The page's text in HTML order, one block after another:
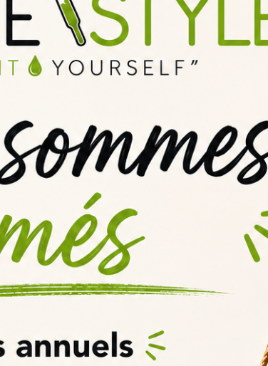
d’un e-liquide DIY !
selon votre base PG/VG :
le volume de base, de nicotine et d’arôme concentré
son e-liquide Boisson
tout autres effets àvotre e-liquide DIY Monster Vert
,
pourrez ainsi et facilement trouver les additifs DIY dont
électronique avec